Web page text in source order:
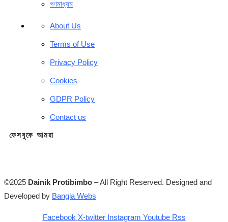
গণমাধ্যম
About Us
Terms of Use
Privacy Policy
Cookies
GDPR Policy
Contact us
ফেসবুকে আমরা
©2025 Dainik Protibimbo – All Right Reserved. Designed and
Developed by Bangla Webs
Facebook X-twitter Instagram Youtube Rss